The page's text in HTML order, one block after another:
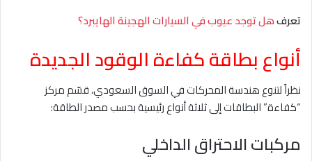
تعرفهل توجد عيوب في السيارات الهجينة الهايبرد؟
أنواع بطاقة كفاءة الوقود الجديدة
نظراً لتنوع هندسة المحركات في السوق السعودي، قسّم مركز
“كفاءة” البطاقات إلى ثلاثة أنواع رئيسية بحسب مصدر الطاقة:
مركبات الاحتراق الداخلي